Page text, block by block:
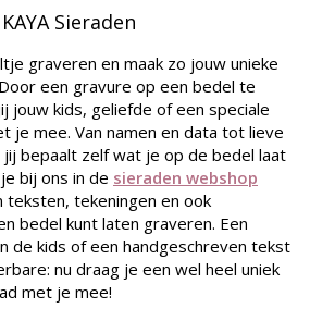
Sieraden
graveren en maak zo jouw unieke
een gravure op een bedel te
jouw kids, geliefde of een speciale
je mee. Van namen en data tot lieve
bepaalt zelf wat je op de bedel laat
bij ons in de sieraden webshop
teksten, tekeningen en ook
bedel kunt laten graveren. Een
de kids of een handgeschreven tekst
nu draag je een wel heel uniek
met je mee!